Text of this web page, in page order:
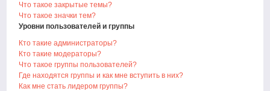
Что такое закрытые темы?
Что такое значки тем?
Уровни пользователей и группы
Кто такие администраторы?
Кто такие модераторы?
Что такое группы пользователей?
Где находятся группы и как мне вступить в них?
Как мне стать лидером группы?